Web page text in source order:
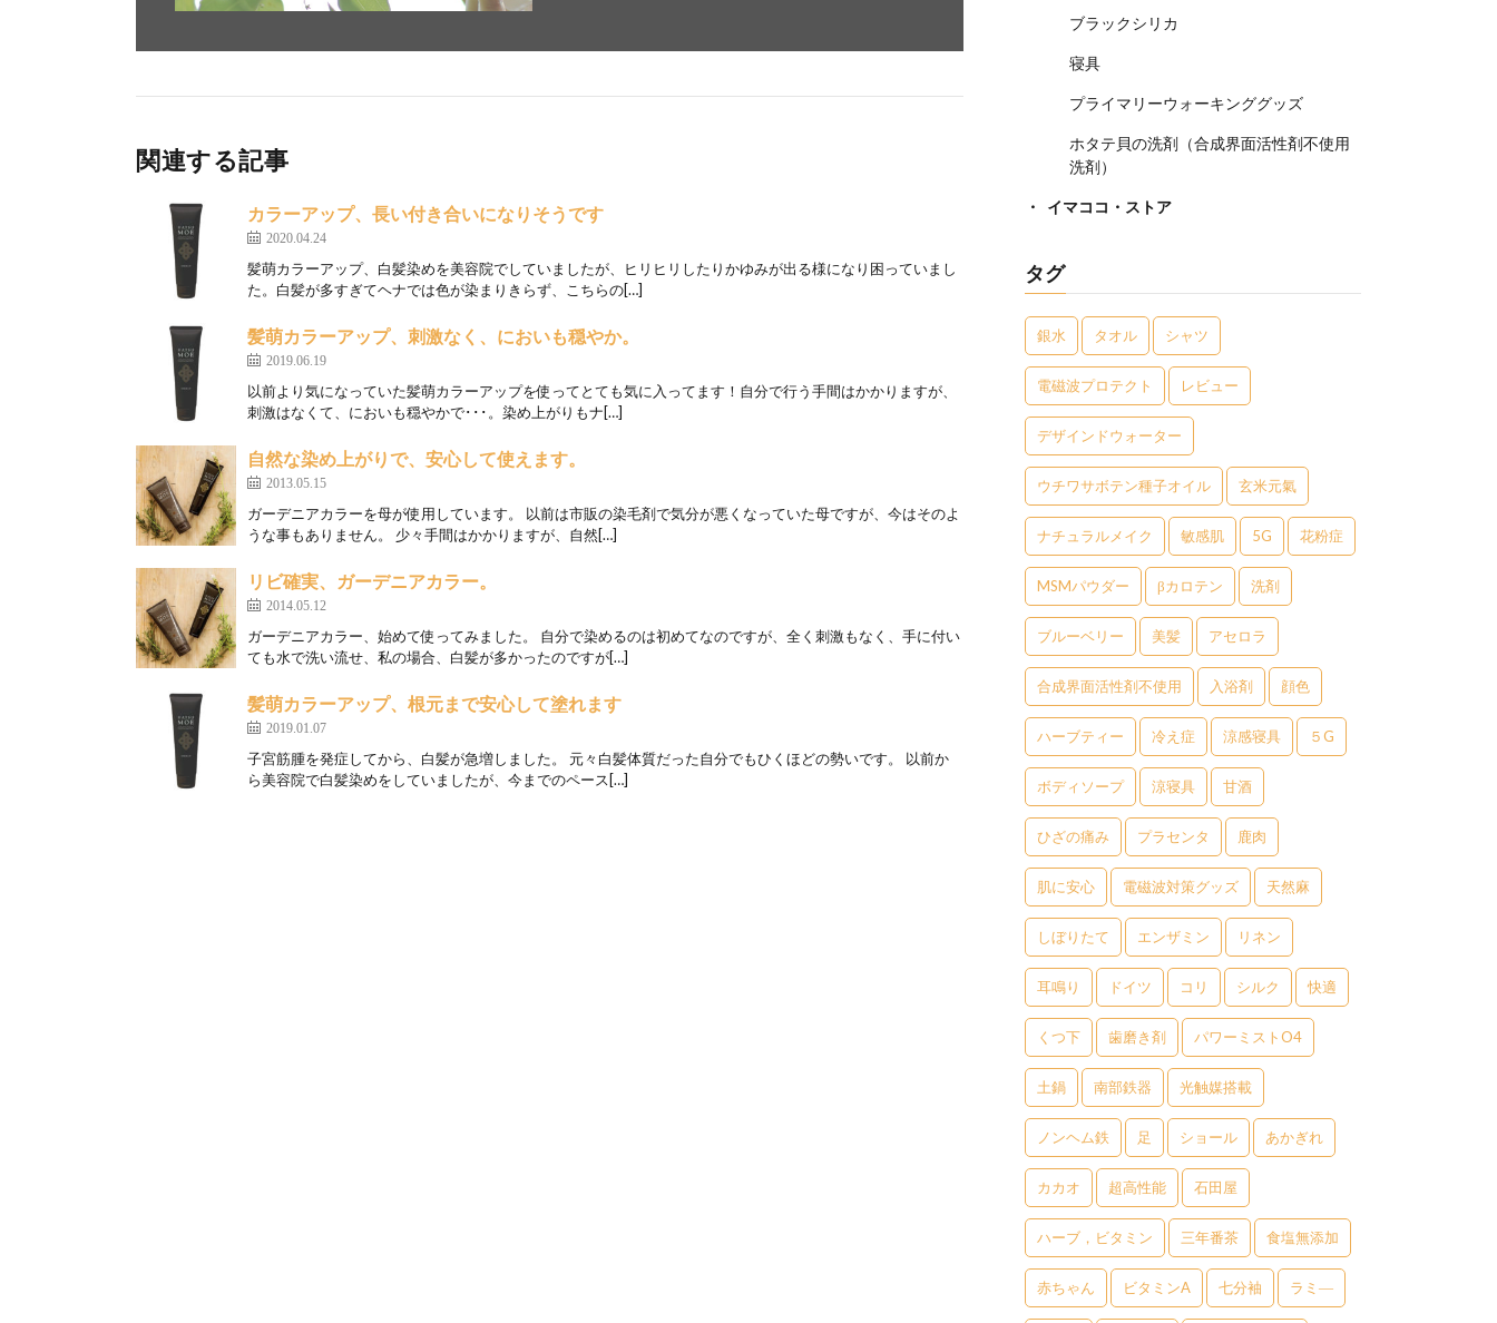
関連する記事
カラーアップ、長い付き合いになりそうです
2020.04.24
髪萌カラーアップ、白髪染めを美容院でしていましたが、ヒリヒリしたりかゆみが出る様になり困っていまし
た。白髪が多すぎてヘナでは色が染まりきらず、こちらの[…]
髪萌カラーアップ、刺激なく、においも穏やか。
2019.06.19
以前より気になっていた髪萌カラーアップを使ってとても気に入ってます！自分で行う手間はかかりますが、
刺激はなくて、においも穏やかで･･･。染め上がりもナ[…]
自然な染め上がりで、安心して使えます。
2013.05.15
ガーデニアカラーを母が使用しています。 以前は市販の染毛剤で気分が悪くなっていた母ですが、今はそのよ
うな事もありません。 少々手間はかかりますが、自然[…]
リビ確実、ガーデニアカラー。
2014.05.12
ガーデニアカラー、始めて使ってみました。 自分で染めるのは初めてなのですが、全く刺激もなく、手に付い
ても水で洗い流せ、私の場合、白髪が多かったのですが[…]
髪萌カラーアップ、根元まで安心して塗れます
2019.01.07
子宮筋腫を発症してから、白髪が急増しました。 元々白髪体質だった自分でもひくほどの勢いです。 以前か
ら美容院で白髪染めをしていましたが、今までのペース[…]
ブラックシリカ
寝具
プライマリーウォーキンググッズ
ホタテ貝の洗剤（合成界面活性剤不使用
洗剤）
イマココ・ストア
タグ
銀水 タオル シャツ
電磁波プロテクト レビュー
デザインドウォーター
ウチワサボテン種子オイル 玄米元氣
ナチュラルメイク 敏感肌 5G 花粉症
MSMパウダー βカロテン 洗剤
ブルーベリー 美髪 アセロラ
合成界面活性剤不使用 入浴剤 顔色
ハーブティー 冷え症 涼感寝具 ５G
ボディソープ 涼寝具 甘酒
ひざの痛み プラセンタ 鹿肉
肌に安心 電磁波対策グッズ 天然麻
しぼりたて エンザミン リネン
耳鳴り ドイツ コリ シルク 快適
くつ下 歯磨き剤 パワーミストO4
土鍋 南部鉄器 光触媒搭載
ノンヘム鉄 足 ショール あかぎれ
カカオ 超高性能 石田屋
ハーブ，ビタミン 三年番茶 食塩無添加
赤ちゃん ビタミンA 七分袖 ラミ―